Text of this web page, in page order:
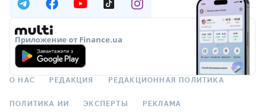
Приложение от Finance.ua
О НАС РЕДАКЦИЯ РЕДАКЦИОННАЯ ПОЛИТИКА
ПОЛИТИКА ИИ ЭКСПЕРТЫ РЕКЛАМА